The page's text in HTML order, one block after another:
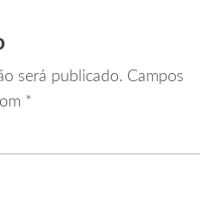
será publicado. Campos
*